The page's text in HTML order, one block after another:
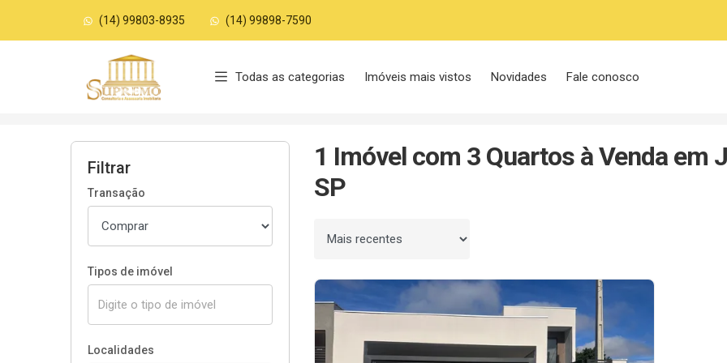
(14) 99803-8935 (14) 99898-7590
Página inicial
Todas as categorias Imóveis mais vistos Novidades Fale conosco
Filtrar
Transação
Tipos de imóvel
Localidades
1 Imóvel com 3 Quartos à Venda em
SP
Ordenar por